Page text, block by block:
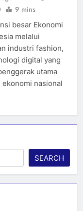
9 mins
besar Ekonomi
melalui
industri fashion,
digital yang
utama
nasional
SEARCH